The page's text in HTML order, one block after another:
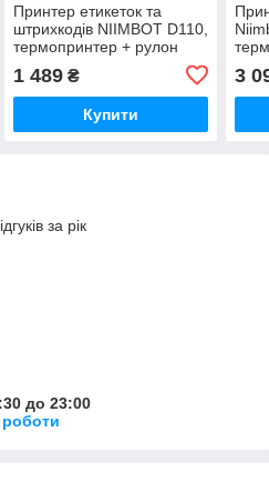
Принтер етикеток та
штрихкодів NIIMBOT D110,
термопринтер + рулон
1 489₴
Купити
3
за рік
до 23:00
роботи